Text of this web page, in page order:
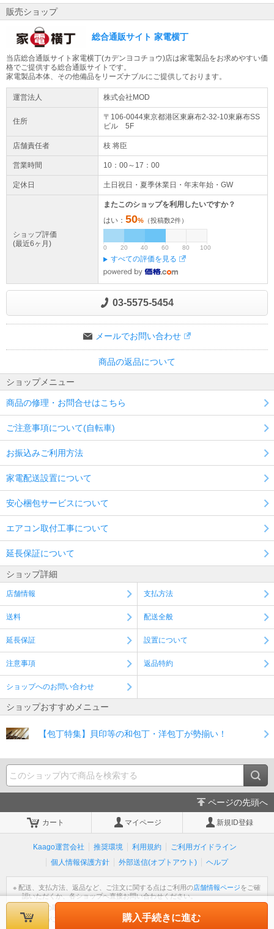
※記載は商品仕様の一部です。
仕様説明不足等の理由での返品はできません。
また、いかなる理由であっても開封後・使用後のキャンセルは固くお断りいた
します。
仕様説明については当店ではご回答できかねます。
ごく稀に記載ミスがある場合もございますため、ご注文前に必ずメーカーHPに
てご確認下さい。
※こちらの商品は、初期不良対応外となっております。 万が一初期不良が発生
した場合はお手数ですがメーカーサポート窓口までお問い合わせをお願いいた
※【ラッピング】【店頭引き渡し】はご利用になれません。
予めご了承ください。
※他店舗でも販売中の為、予告なく在庫切れとなる場合がございます。
※大量注文の場合ご注文をキャンセルさせていただく場合がございます。
販売ショップ
総合通販サイト 家電横丁
当店総合通販サイト家電横丁(カデンヨコチョウ)店は家電製品をお求めやすい価
格でご提供する総合通販サイトです。
家電製品本体、その他備品をリーズナブルにご提供しております。
運営法人 株式会社MOD
住所 〒106-0044東京都港区東麻布2-32-10東麻布SS
ビル 5F
店舗責任者 枝 将臣
営業時間 10：00～17：00
定休日 土日祝日・夏季休業日・年末年始・GW
ショップ評価
(最近6ヶ月)
またこのショップを利用したいですか？
はい： 50% （投稿数2件）
0 20 40 60 80 100
すべての評価を見る
03-5575-5454
メールでお問い合わせ
商品の返品について
ショップメニュー
商品の修理・お問合せはこちら
ご注意事項について(自転車)
お振込みご利用方法
家電配送設置について
安心梱包サービスについて
エアコン取付工事について
延長保証について
ショップ詳細
店舗情報 支払方法
送料 配送全般
延長保証 設置について
注意事項 返品特約
ショップへのお問い合わせ
ショップおすすめメニュー
【包丁特集】貝印等の和包丁・洋包丁が勢揃い！
購入手続きに進む
ページの先頭へ
カート マイページ 新規ID登録
Kaago運営会社 推奨環境 利用規約
ご利用ガイドライン
個人情報保護方針
外部送信(オプトアウト) ヘルプ
※ 配送、支払方法、返品など、ご注文に関する点はご利用の店舗情報ページをご確
認いただくか、各ショップへ直接お問い合わせください。
※ 個人情報の取扱いについては
※ 不明な点がございましたら
をご覧ください。